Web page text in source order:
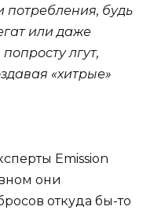
будь
или даже
лгут,
«хитрые»
Emission
они
откуда бы-то